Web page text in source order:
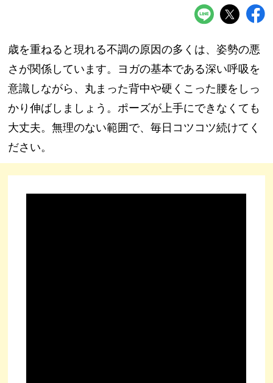
歳を重ねると現れる不調の原因の多くは、姿勢の悪
さが関係しています。ヨガの基本である深い呼吸を
意識しながら、丸まった背中や硬くこった腰をしっ
かり伸ばしましょう。ポーズが上手にできなくても
大丈夫。無理のない範囲で、毎日コツコツ続けてく
ださい。